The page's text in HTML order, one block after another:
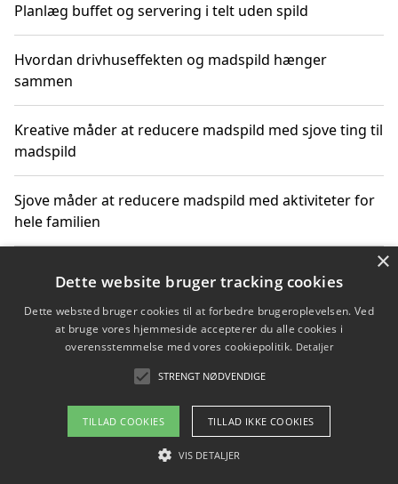
Planlæg buffet og servering i telt uden spild
Hvordan drivhuseffekten og madspild hænger
sammen
Kreative måder at reducere madspild med sjove ting til
madspild
Sjove måder at reducere madspild med aktiviteter for
hele familien
Copyright 2026 - Pilanto Aps
Om / kontakt
Blog Betingelser
×
Dette website bruger tracking cookies
Dette websted bruger cookies til at forbedre brugeroplevelsen. Ved
at bruge vores hjemmeside accepterer du alle cookies i
overensstemmelse med vores cookiepolitik. Detaljer
STRENGT NØDVENDIGE
TILLAD COOKIES TILLAD IKKE COOKIES
VIS DETALJER